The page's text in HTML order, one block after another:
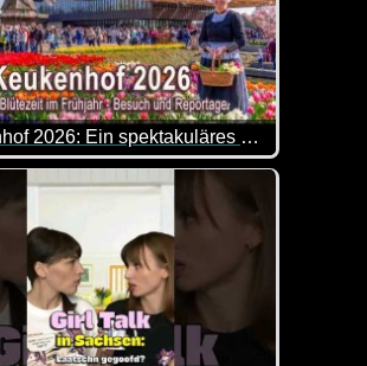
Keukenhof 2026: Ein spektakuläres Meer aus 7 Millionen Blumen
sieht jetzt so aus, als ob ich einen